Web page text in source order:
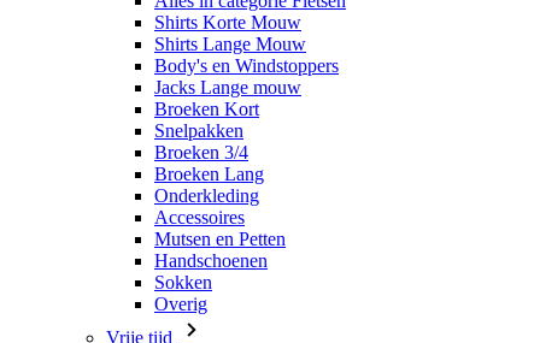
Broeken Kort
Snelpakken
Broeken 3/4
Broeken Lang
Onderkleding
Accessoires
Mutsen en Petten
Handschoenen
Sokken
Overig
Vrije tijd
Alles in categorie Vrije tijd
T-shirts
Hoodie
Mutsen en Petten